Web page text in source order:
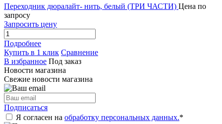
Переходник дюралайт- нить, белый (ТРИ ЧАСТИ) Цена по
запросу
Запросить цену
Подробнее
Купить в 1 клик Сравнение
В избранное Под заказ
Новости магазина
Свежие новости магазина
Подписаться
Я согласен на обработку персональных данных.*